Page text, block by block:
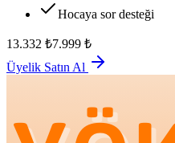
Hocaya sor desteği
13.332 ₺7.999 ₺
Üyelik Satın Al